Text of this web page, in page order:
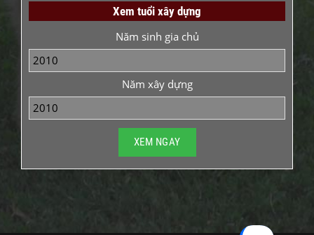
Xem tuổi xây dựng
Năm sinh gia chủ
Năm xây dựng